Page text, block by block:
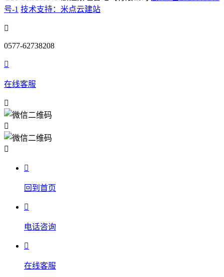
号-1 技术支持：米点云建站

0577-62738208

在线客服




回到首页

电话咨询

在线客服